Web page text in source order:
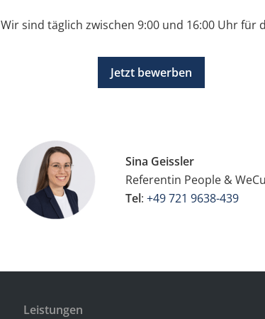
Wir sind täglich zwischen 9:00 und 16:00 Uhr für
Jetzt bewerben
Sina Geissler
Referentin People &
Tel: +49 721 9638-439
Leistungen